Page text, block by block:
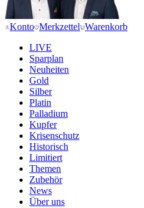
Konto Merkzettel Warenkorb
LIVE
Sparplan
Neuheiten
Gold
Silber
Platin
Palladium
Kupfer
Krisenschutz
Historisch
Limitiert
Themen
Zubehör
News
Über uns